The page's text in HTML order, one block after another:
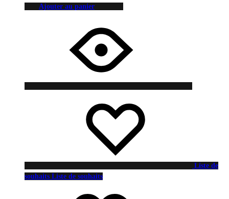
Ajouter au panier
Liste de
souhaits Liste de souhaits